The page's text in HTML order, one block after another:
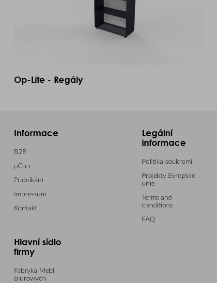
Op-Lite - Regály
Informace
B2B
pCon
Podnikání
Impressum
Kontakt
Legální
informace
Politika soukromi
Projekty Evropské
unie
Terms and
conditions
FAQ
Hlavní sídlo
firmy
Fabryka Mebli
Biurowych